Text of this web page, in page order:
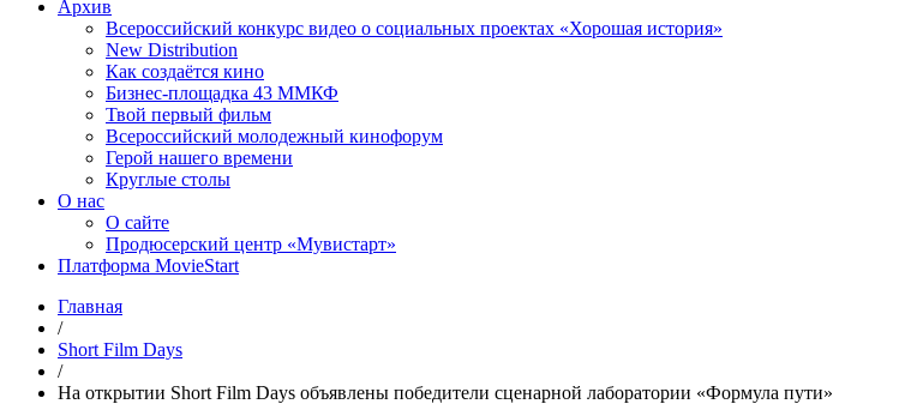
Архив
Всероссийский конкурс видео о социальных проектах «Хорошая история»
New Distribution
Как создаётся кино
Бизнес-площадка 43 ММКФ
Твой первый фильм
Всероссийский молодежный кинофорум
Герой нашего времени
Круглые столы
О нас
О сайте
Продюсерский центр «Мувистарт»
Платформа MovieStart
Главная
/
Short Film Days
/
На открытии Short Film Days объявлены победители сценарной лаборатории «Формула пути»